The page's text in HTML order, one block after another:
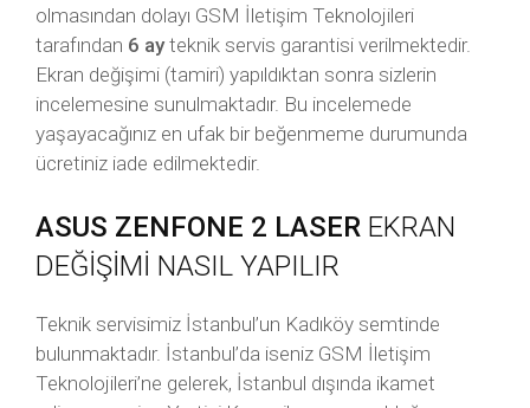
olmasından dolayı GSM İletişim Teknolojileri
tarafından 6 ayteknik servis garantisi verilmektedir.
Ekran değişimi (tamiri) yapıldıktan sonra sizlerin
incelemesine sunulmaktadır. Bu incelemede
yaşayacağınız en ufak bir beğenmeme durumunda
ücretiniz iade edilmektedir.
ASUS ZENFONE 2 LASER EKRAN
DEĞİŞİMİ NASIL YAPILIR
Teknik servisimiz İstanbul’un Kadıköy semtinde
bulunmaktadır. İstanbul’da iseniz GSM İletişim
Teknolojileri’ne gelerek, İstanbul dışında ikamet